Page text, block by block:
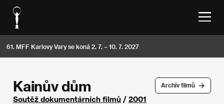
61. MFF Karlovy Vary se koná 2. 7. – 10. 7. 2027
Archív filmů
Kainův dům
Soutěž dokumentárních filmů / 2001